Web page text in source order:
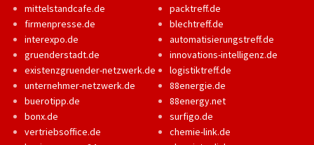
mittelstandcafe.de
firmenpresse.de
interexpo.de
gruenderstadt.de
existenzgruender-netzwerk.de
unternehmer-netzwerk.de
buerotipp.de
bonx.de
vertriebsoffice.de
packtreff.de
blechtreff.de
automatisierungstreff.de
innovations-intelligenz.de
logistiktreff.de
88energie.de
88energy.net
surfigo.de
chemie-link.de